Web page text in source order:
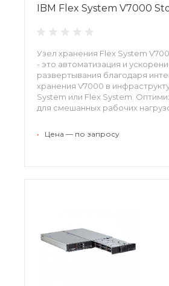
IBM Flex System V7000
Узел хранения Flex System
- это автоматизация и
развертывания благодаря
хранения V7000 в
System или Flex System.
для смешанных рабочих
• Цена — по запросу